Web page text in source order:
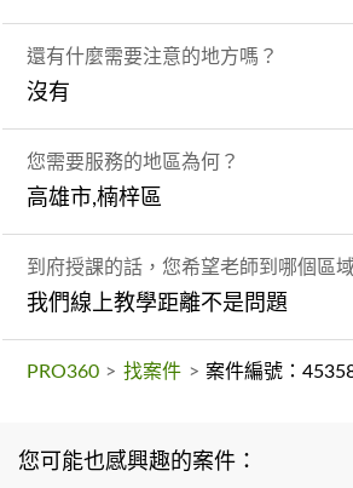
還有什麼需要注意的地方嗎？
沒有
您需要服務的地區為何？
高雄市,楠梓區
到府授課的話，您希望老師到哪個區
我們線上教學距離不是問題
PRO360 > 找案件 > 案件編號：
您可能也感興趣的案件：